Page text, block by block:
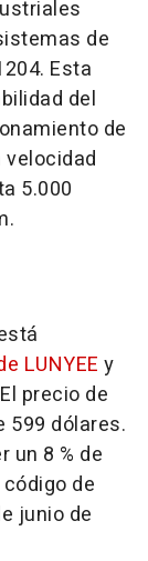
de
Esta
del
de
velocidad
5.000
LUNYEE y
precio de
599 dólares.
un 8 % de
de
junio de